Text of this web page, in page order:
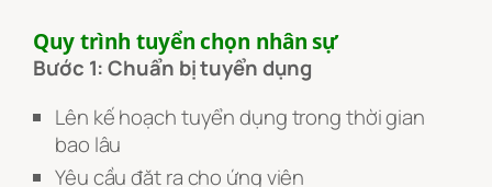
Quy trình tuyển chọn nhân sự
Bước 1: Chuẩn bị tuyển dụng
Lên kế hoạch tuyển dụng trong thời gian
bao lâu
Yêu cầu đặt ra cho ứng viên